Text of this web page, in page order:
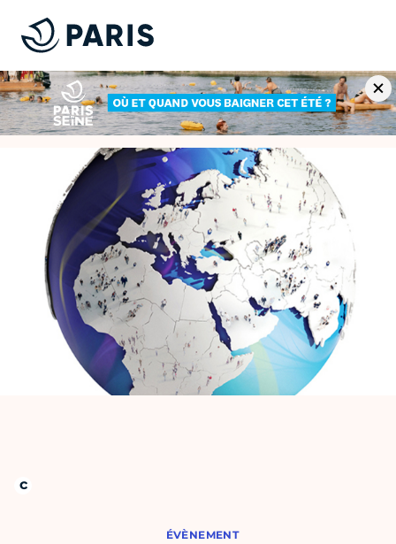
ÉVÈNEMENT